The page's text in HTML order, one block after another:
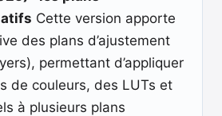
Cette version apporte
des plans d’ajustement
permettant d’appliquer
de couleurs, des LUTs et
à plusieurs plans